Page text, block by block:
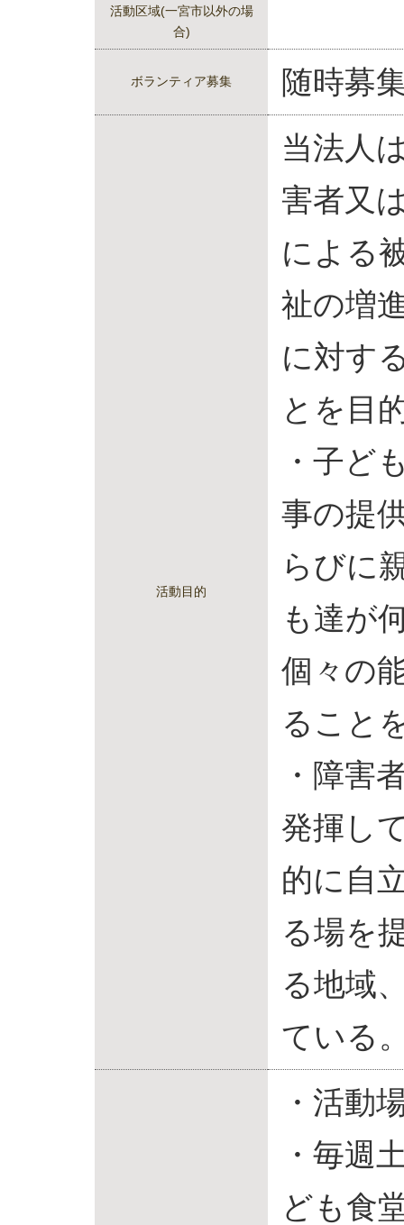
活動区域(一宮市以外の場
合)
ボランティア募集 随時募
活動目的
当法人
害者又
による
祉の増
に対す
とを目
・子ど
事の提
らびに
も達が
個々の
ること
・障害
発揮し
的に自
る場を
る地域
ている
・活
・毎週
ども食